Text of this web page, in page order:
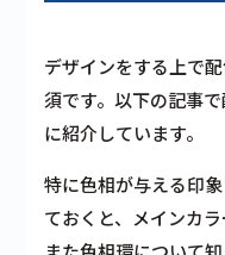
デザインをする上で
須です。以下の記事
に紹介しています。
特に色相が与える印
ておくと、メインカ